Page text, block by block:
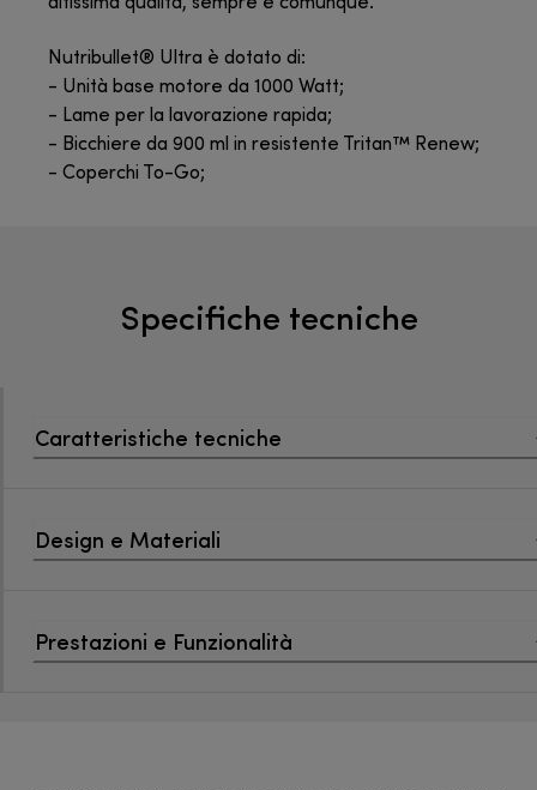
Nutribullet® Ultra è dotato di:
- Unità base motore da 1000 Watt;
- Lame per la lavorazione rapida;
- Bicchiere da 900 ml in resistente Tritan™ Renew;
- Coperchi To-Go;
Specifiche tecniche
Caratteristiche tecniche
Design e Materiali
Prestazioni e Funzionalità